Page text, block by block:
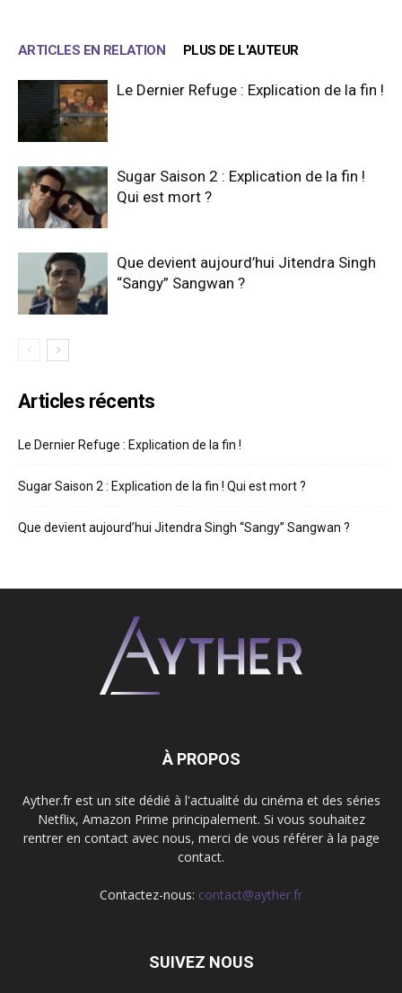
ARTICLES EN RELATION PLUS DE L'AUTEUR
Le Dernier Refuge : Explication de la fin !
Sugar Saison 2 : Explication de la fin !
Qui est mort ?
Que devient aujourd’hui Jitendra Singh
“Sangy” Sangwan ?
Articles récents
Le Dernier Refuge : Explication de la fin !
Sugar Saison 2 : Explication de la fin ! Qui est mort ?
Que devient aujourd’hui Jitendra Singh “Sangy” Sangwan ?
À PROPOS
Ayther.fr est un site dédié à l'actualité du cinéma et des séries
Netflix, Amazon Prime principalement. Si vous souhaitez
rentrer en contact avec nous, merci de vous référer à la page
contact.
Contactez-nous: contact@ayther.fr
SUIVEZ NOUS